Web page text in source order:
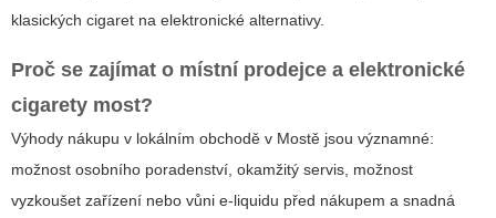
klasických cigaret na elektronické alternativy.
Proč se zajímat o místní prodejce a elektronické
cigarety most?
Výhody nákupu v lokálním obchodě v Mostě jsou významné:
možnost osobního poradenství, okamžitý servis, možnost
vyzkoušet zařízení nebo vůni e-liquidu před nákupem a snadná